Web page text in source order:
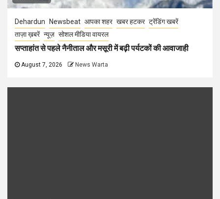
Dehardun Newsbeat आपका शहर खबर हटकर ट्रेंडिंग खबरें
ताज़ा ख़बरें न्यूज़ सोशल मीडिया वायरल
सप्ताहांत से पहले नैनीताल और मसूरी में बढ़ी पर्यटकों की आवाजाही
August 7, 2026 News Warta